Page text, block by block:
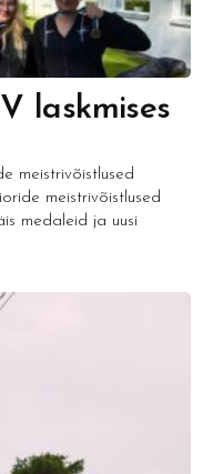
laskmises
meistrivõistlused
meistrivõistlused
medaleid ja uusi